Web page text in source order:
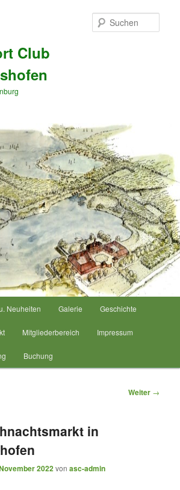
Club
Neuheiten Galerie Geschichte
Mitgliederbereich Impressum
Buchung
Weiter →
in
2022vonasc-admin